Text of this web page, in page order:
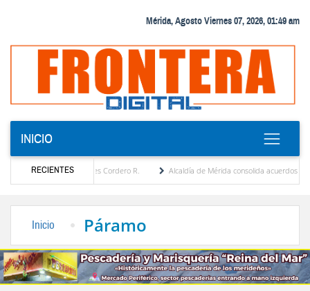
Mérida, Agosto Viernes 07, 2026, 01:49 am
INICIO
RECIENTES
Eugenia Febres Cordero R.
Alcaldía de Mérida consolida acuerdos con
Inicio Páramo